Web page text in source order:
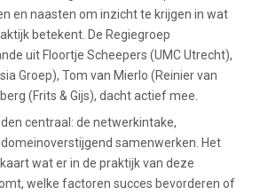
en naasten om inzicht te krijgen in wat
betekent. De Regiegroep
uit Floortje Scheepers (UMC Utrecht),
Groep), Tom van Mierlo (Reinier van
(Frits & Gijs), dacht actief mee.
centraal: de netwerkintake,
samenwerken. Het
wat er in de praktijk van deze
welke factoren succes bevorderen of